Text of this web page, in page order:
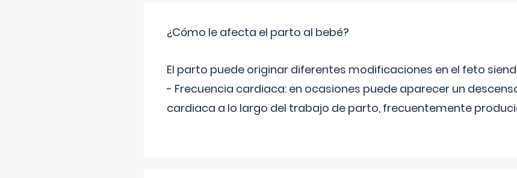
¿Cómo le afecta el parto al bebé?
El parto puede originar diferentes modificaciones en el feto
- Frecuencia cardiaca: en ocasiones puede aparecer un
cardiaca a lo largo del trabajo de parto, frecuentemente